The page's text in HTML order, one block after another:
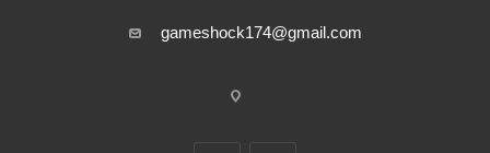
gameshock174@gmail.com